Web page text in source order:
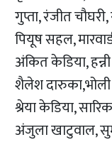
गुप्ता, रंजीत
पियूष सहल,
अंकित केडिया,
शैलेश दारुका,भोली
श्रेया केडिया,
अंजुला खाटुवाल,